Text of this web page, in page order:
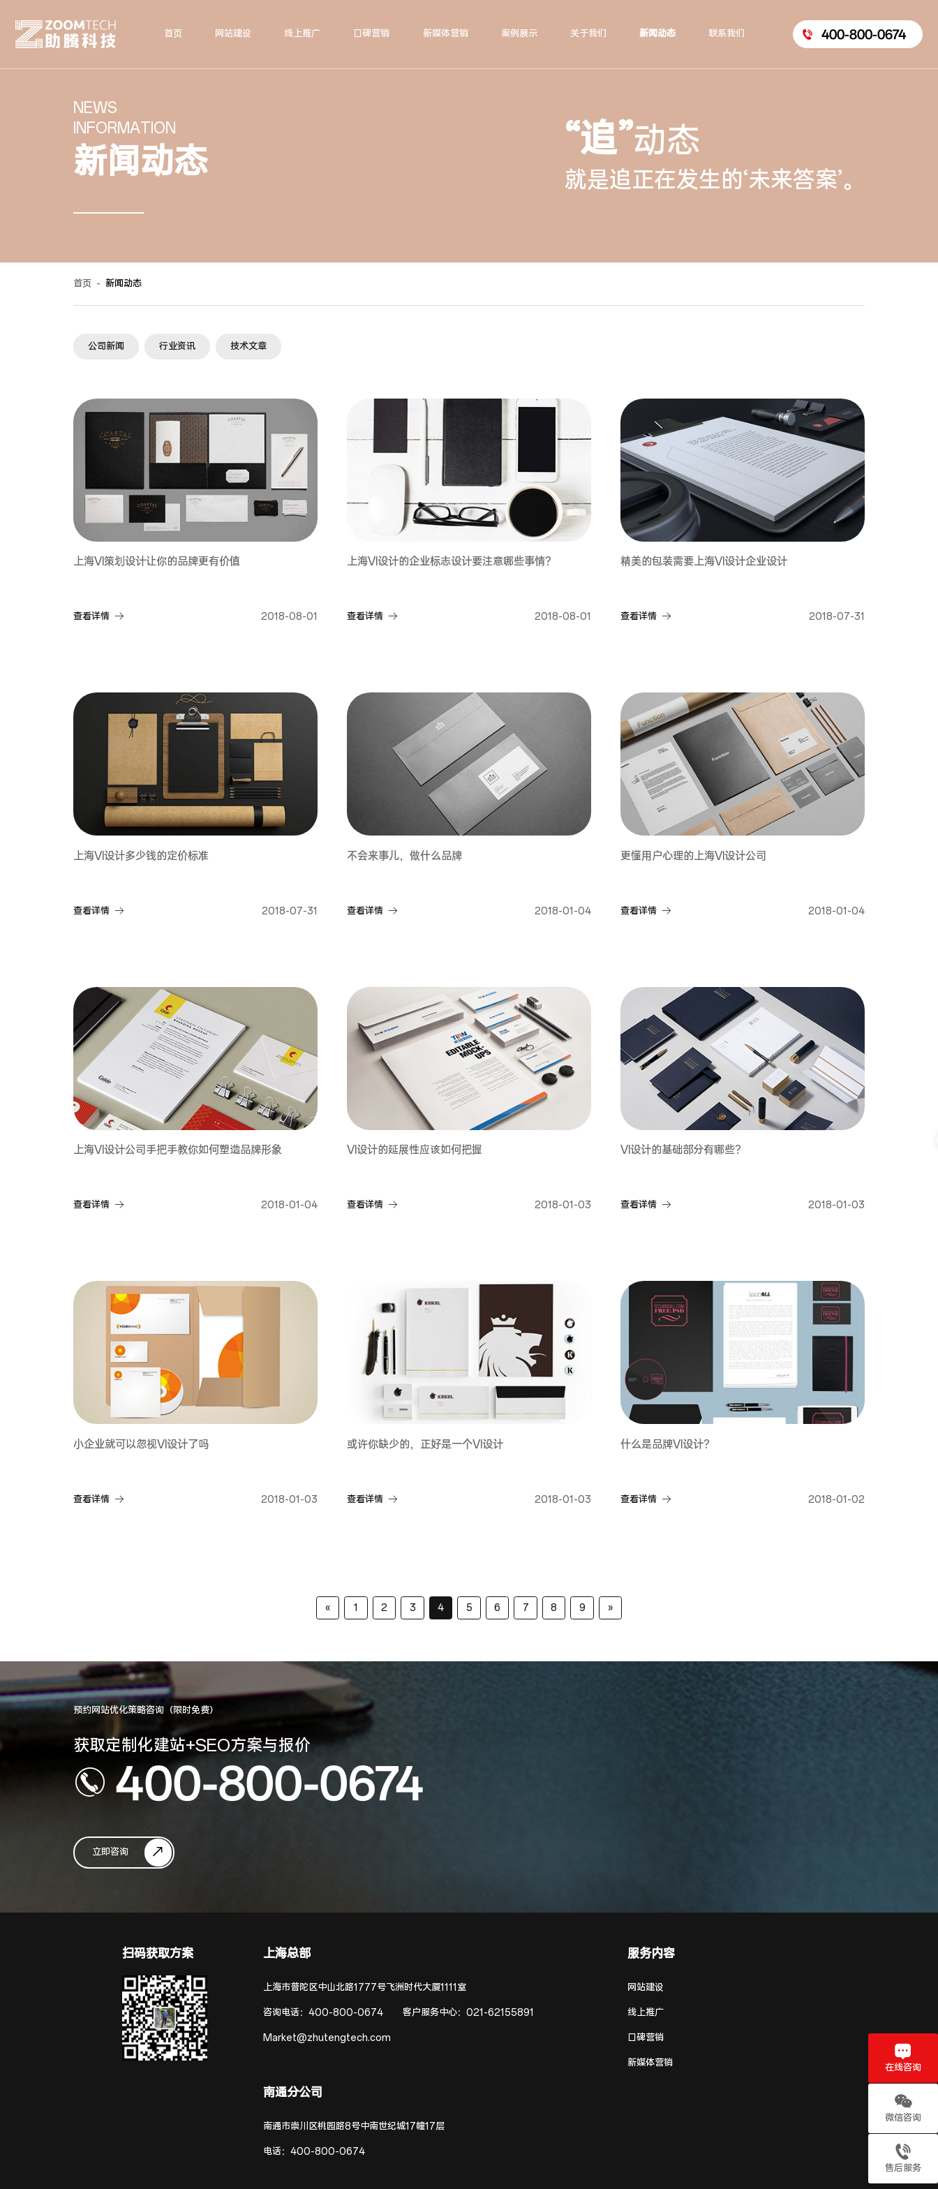
首页 网站建设 线上推广 口碑营销 新媒体营销 案例展示 关于我们 新闻动态 联系我们 400-800-0674
NEWS
INFORMATION
新闻动态 “追”动态
就是追正在发生的‘未来答案’。
首页 - 新闻动态
公司新闻 行业资讯 技术文章
上海VI策划设计让你的品牌更有价值
查看详情 2018-08-01
上海VI设计的企业标志设计要注意哪些事情？
查看详情 2018-08-01
精美的包装需要上海VI设计企业设计
查看详情 2018-07-31
上海VI设计多少钱的定价标准
查看详情 2018-07-31
不会来事儿，做什么品牌
查看详情 2018-01-04
更懂用户心理的上海VI设计公司
查看详情 2018-01-04
上海VI设计公司手把手教你如何塑造品牌形象
查看详情 2018-01-04
VI设计的延展性应该如何把握
查看详情 2018-01-03
VI设计的基础部分有哪些？
查看详情 2018-01-03
小企业就可以忽视VI设计了吗
查看详情 2018-01-03
或许你缺少的，正好是一个VI设计
查看详情 2018-01-03
什么是品牌VI设计？
查看详情 2018-01-02
« 1 2 3 4 5 6 7 8 9 »
预约网站优化策略咨询（限时免费）
获取定制化建站+SEO方案与报价
400-800-0674
立即咨询
扫码获取方案 上海总部
上海市普陀区中山北路1777号飞洲时代大厦1111室
咨询电话：400-800-0674 客户服务中心：021-62155891
Market@zhutengtech.com
南通分公司
南通市崇川区桃园路8号中南世纪城17幢17层
电话：400-800-0674
服务内容
网站建设
线上推广
口碑营销
新媒体营销 在线咨询
微信咨询
售后服务